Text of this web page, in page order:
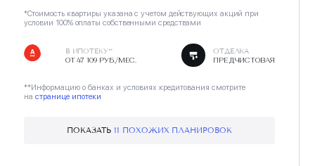
*Стоимость квартиры указана с учетом действующих акций при
условии 100% оплаты собственными средствами
В ИПОТЕКУ**
ОТ 47 109 РУБ./МЕС.
ОТДЕЛКА
ПРЕДЧИСТОВАЯ
**Информацию о банках и условиях кредитования смотрите
на странице ипотеки
ПОКАЗАТЬ11 ПОХОЖИХ ПЛАНИРОВОК